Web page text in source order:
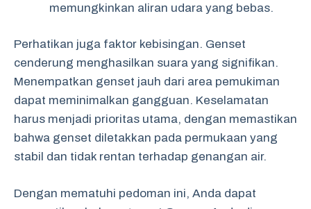
memungkinkan aliran udara yang bebas.
Perhatikan juga faktor kebisingan. Genset
cenderung menghasilkan suara yang signifikan.
Menempatkan genset jauh dari area pemukiman
dapat meminimalkan gangguan. Keselamatan
harus menjadi prioritas utama, dengan memastikan
bahwa genset diletakkan pada permukaan yang
stabil dan tidak rentan terhadap genangan air.
Dengan mematuhi pedoman ini, Anda dapat